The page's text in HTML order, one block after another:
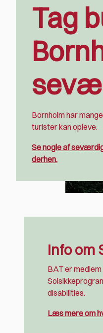
Tag
Bornholm har
turister kan opleve.
Se nogle af
derhen.
Info om
BAT er
disabilities.
Læs mere om